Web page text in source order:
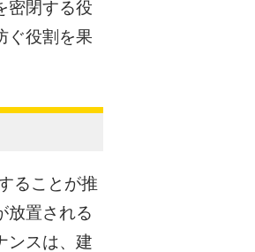
密閉する役
ぐ役割を果
ることが推
放置される
ンスは、建